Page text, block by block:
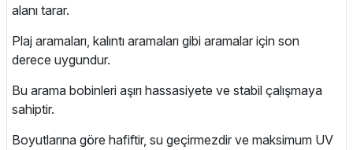
alanı tarar.
Plaj aramaları, kalıntı aramaları gibi aramalar için son
derece uygundur.
Bu arama bobinleri aşırı hassasiyete ve stabil çalışmaya
sahiptir.
Boyutlarına göre hafiftir, su geçirmezdir ve maksimum UV